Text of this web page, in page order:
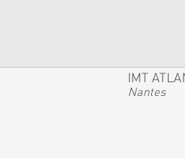
IMT
Nantes